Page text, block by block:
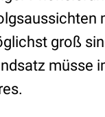
groß
müsse